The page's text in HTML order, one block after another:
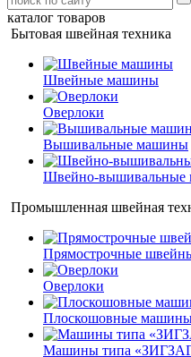
каталог товаров
Бытовая швейная техника
Швейные машины
Оверлоки
Вышивальные машины
Швейно-
Промышленная швейная
Прямострочные
Оверлоки
Плоскошовные
Машины типа